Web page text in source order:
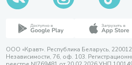
ООО «Кравт». Республика Беларусь,
Независимости, 76, оф. 103.